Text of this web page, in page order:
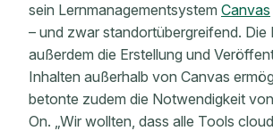
sein Lernmanagementsystem Canvas
– und zwar standortübergreifend. Die
außerdem die Erstellung und
Inhalten außerhalb von Canvas
betonte zudem die Notwendigkeit
On. „Wir wollten, dass alle Tools